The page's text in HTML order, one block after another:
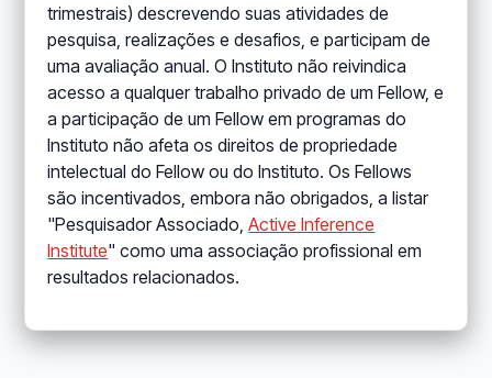
trimestrais) descrevendo suas atividades de
pesquisa, realizações e desafios, e participam de
uma avaliação anual. O Instituto não reivindica
acesso a qualquer trabalho privado de um Fellow, e
a participação de um Fellow em programas do
Instituto não afeta os direitos de propriedade
intelectual do Fellow ou do Instituto. Os Fellows
são incentivados, embora não obrigados, a listar
"Pesquisador Associado,Active Inference
Institute" como uma associação profissional em
resultados relacionados.